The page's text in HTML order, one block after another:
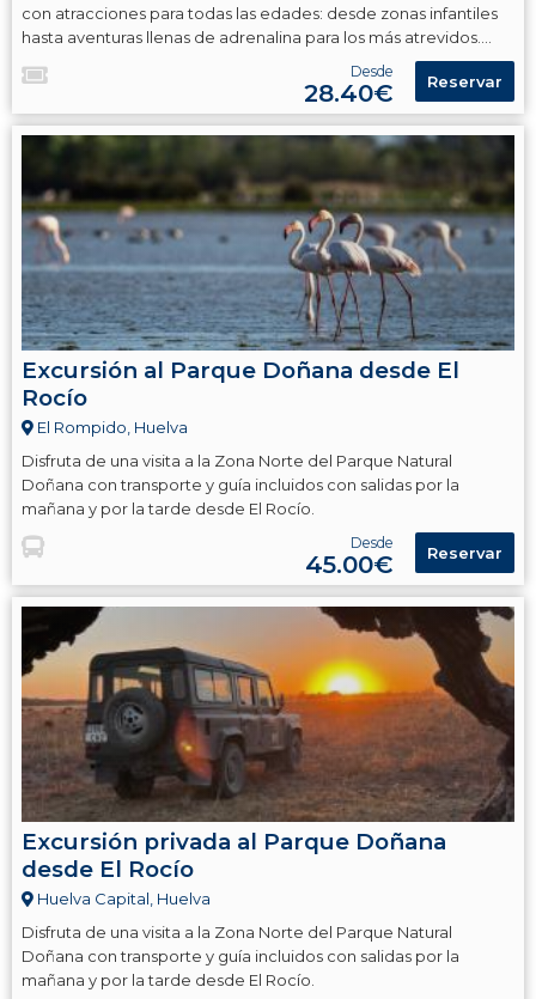
con atracciones para todas las edades: desde zonas infantiles
hasta aventuras llenas de adrenalina para los más atrevidos.
Desde
28.40€ Reservar
Excursión al Parque Doñana desde El
Rocío
El Rompido, Huelva
Disfruta de una visita a la Zona Norte del Parque Natural
Doñana con transporte y guía incluidos con salidas por la
mañana y por la tarde desde El Rocío.
Desde
45.00€ Reservar
Excursión privada al Parque Doñana
desde El Rocío
Huelva Capital, Huelva
Disfruta de una visita a la Zona Norte del Parque Natural
Doñana con transporte y guía incluidos con salidas por la
mañana y por la tarde desde El Rocío.